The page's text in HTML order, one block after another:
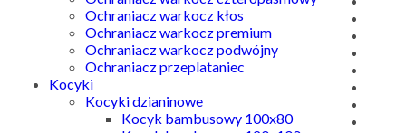
Ochraniacz warkocz kłos
Ochraniacz warkocz premium
Ochraniacz warkocz podwójny
Ochraniacz przeplataniec
Kocyki
Kocyki dzianinowe
Kocyk bambusowy 100x80